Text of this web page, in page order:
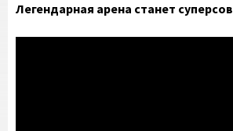
Легендарная арена станет